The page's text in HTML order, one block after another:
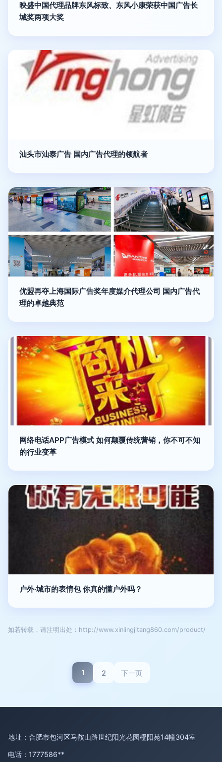
映盛中国代理品牌东风标致、东风小康荣获中国广告长
城奖两项大奖
汕头市汕泰广告 国内广告代理的领航者
优盟再夺上海国际广告奖年度媒介代理公司 国内广告代
理的卓越典范
网络电话APP广告模式 如何颠覆传统营销，你不可不知
的行业变革
户外·城市的表情包 你真的懂户外吗？
如若转载，请注明出处：http://www.xinlingjitang860.com/product/
1 2 下一页
地址：合肥市包河区马鞍山路世纪阳光花园橙阳苑14幢304室
电话：1777586**